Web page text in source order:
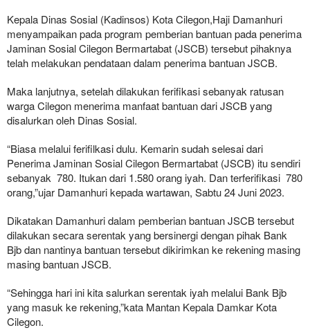
Kepala Dinas Sosial (Kadinsos) Kota Cilegon,Haji Damanhuri
menyampaikan pada program pemberian bantuan pada penerima
Jaminan Sosial Cilegon Bermartabat (JSCB) tersebut pihaknya
telah melakukan pendataan dalam penerima bantuan JSCB.
Maka lanjutnya, setelah dilakukan ferifikasi sebanyak ratusan
warga Cilegon menerima manfaat bantuan dari JSCB yang
disalurkan oleh Dinas Sosial.
“Biasa melalui ferifilkasi dulu. Kemarin sudah selesai dari
Penerima Jaminan Sosial Cilegon Bermartabat (JSCB) itu sendiri
sebanyak 780. Itukan dari 1.580 orang iyah. Dan terferifikasi 780
orang,”ujar Damanhuri kepada wartawan, Sabtu 24 Juni 2023.
Dikatakan Damanhuri dalam pemberian bantuan JSCB tersebut
dilakukan secara serentak yang bersinergi dengan pihak Bank
Bjb dan nantinya bantuan tersebut dikirimkan ke rekening masing
masing bantuan JSCB.
“Sehingga hari ini kita salurkan serentak iyah melalui Bank Bjb
yang masuk ke rekening,”kata Mantan Kepala Damkar Kota
Cilegon.